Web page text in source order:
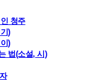
청주
)
)
법(소설, 시)